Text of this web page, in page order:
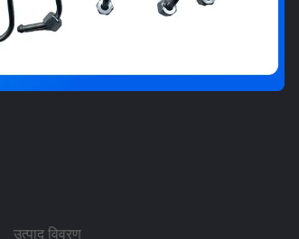
उत्पाद विवरण